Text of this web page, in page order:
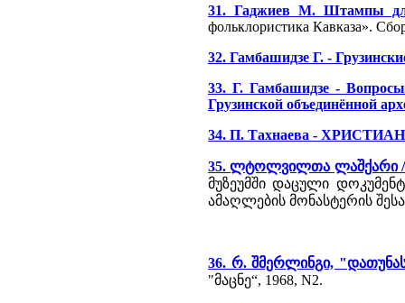
31. Гаджиев М. Штампы
фольклористика Кавказа».
32. Гамбашидзе Г. -
33. Г. Гамбашидзе - Вопросы
Грузинской объединённой
34. П. Тахнаева -
35. ლტოლვილთა ლაშქარი
მუზეუმში დაცული
ამაღლების მონასტერის
36. რ. შმერლინგი,
"მაცნე“, 1968, N2.